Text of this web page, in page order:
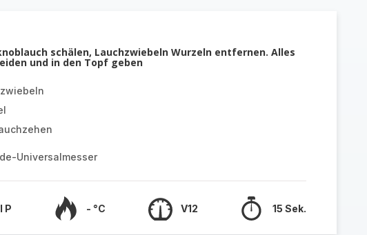
schälen, Lauchzwiebeln Wurzeln entfernen. Alles
und in den Topf geben
Universalmesser
P - °C V12 15 Sek.